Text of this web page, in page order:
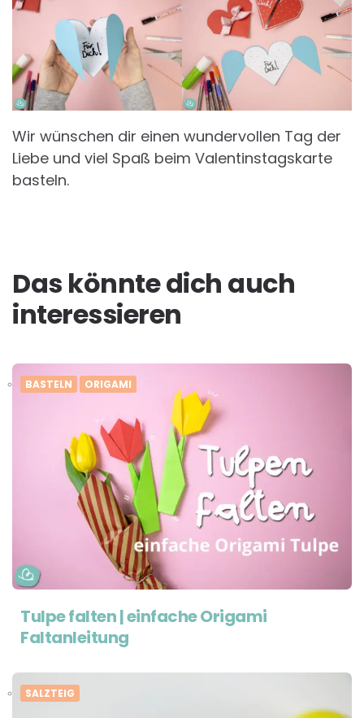
Wir wünschen dir einen wundervollen Tag der
Liebe und viel Spaß beim Valentinstagskarte
basteln.
Das könnte dich auch
interessieren
BASTELN ORIGAMI
Tulpe falten | einfache Origami
Faltanleitung
SALZTEIG